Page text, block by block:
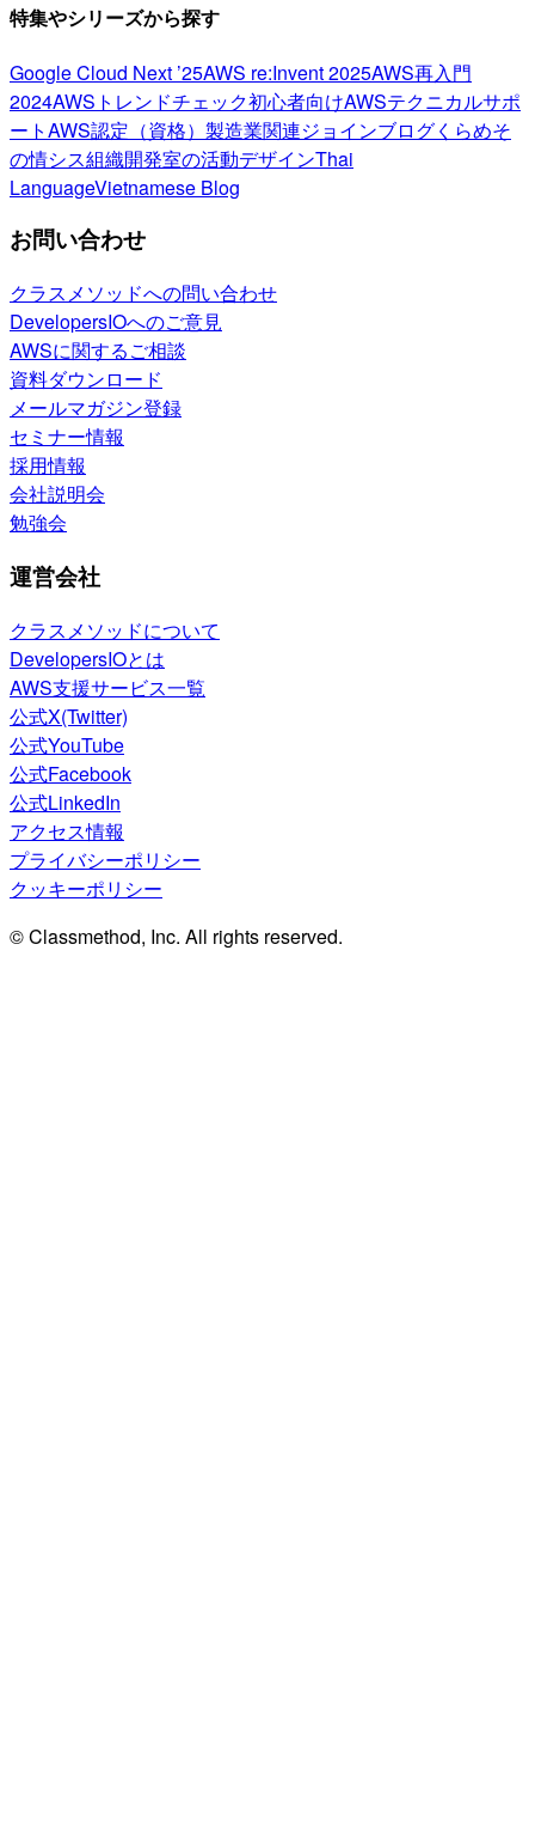
特集やシリーズから探す
Google Cloud Next ’25AWS re:Invent 2025AWS再入門
2024AWSトレンドチェック初心者向けAWSテクニカルサポ
ートAWS認定（資格） 製造業関連ジョインブログくらめそ
の情シス組織開発室の活動デザインThai
LanguageVietnamese Blog
お問い合わせ
クラスメソッドへの問い合わせ
DevelopersIOへのご意見
AWSに関するご相談
資料ダウンロード
メールマガジン登録
セミナー情報
採用情報
会社説明会
勉強会
運営会社
クラスメソッドについて
DevelopersIOとは
AWS支援サービス一覧
公式X(Twitter)
公式YouTube
公式Facebook
公式LinkedIn
アクセス情報
プライバシーポリシー
クッキーポリシー
© Classmethod, Inc. All rights reserved.